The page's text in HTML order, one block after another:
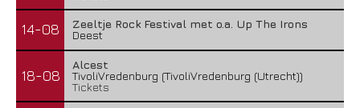
14-08
Zeeltje Rock Festival met o.a. Up The Irons
Deest
18-08
Alcest
TivoliVredenburg (TivoliVredenburg (Utrecht))
Tickets